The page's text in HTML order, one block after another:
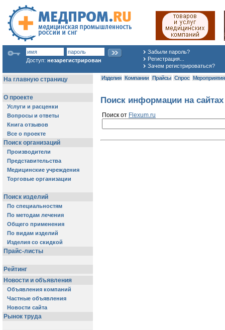
Доступ: незарегистрирован
Забыли пароль?
Регистрация...
Зачем регистрироваться?
Изделия Компании Прайсы Спрос Мероприятия
Поиск информации на
Поиск от Flexum.ru